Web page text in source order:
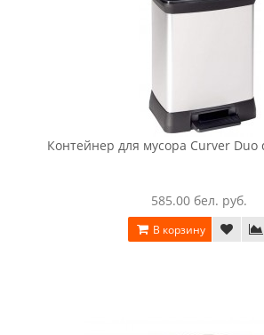
Контейнер для мусора Curver Duo
585.00 бел. руб.
В корзину